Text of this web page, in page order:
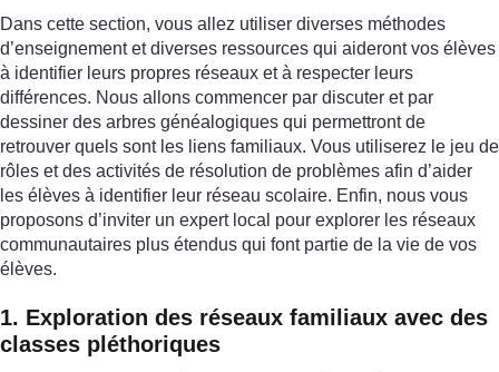
Dans cette section, vous allez utiliser diverses méthodes
d’enseignement et diverses ressources qui aideront vos élèves
à identifier leurs propres réseaux et à respecter leurs
différences. Nous allons commencer par discuter et par
dessiner des arbres généalogiques qui permettront de
retrouver quels sont les liens familiaux. Vous utiliserez le jeu de
rôles et des activités de résolution de problèmes afin d’aider
les élèves à identifier leur réseau scolaire. Enfin, nous vous
proposons d’inviter un expert local pour explorer les réseaux
communautaires plus étendus qui font partie de la vie de vos
élèves.
1. Exploration des réseaux familiaux avec des
classes pléthoriques